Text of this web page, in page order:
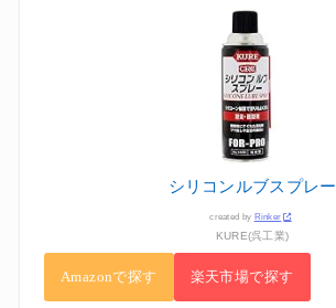
シリコンルブスプレー
created by Rinker
KURE(呉工業)
Amazonで探す 楽天市場で探す